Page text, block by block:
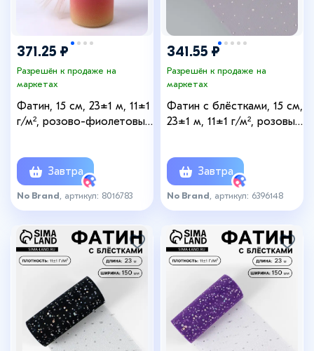
371.25 ₽
Разрешён к продаже на
маркетах
Фатин, 15 см, 23±1 м, 11±1
г/м², розово-фиолетовый
Завтра
No Brand , артикул: 8016783
341.55 ₽
Разрешён к продаже на
маркетах
Фатин с блёстками, 15 см,
23±1 м, 11±1 г/м², розовый
Завтра
No Brand , артикул: 6396148